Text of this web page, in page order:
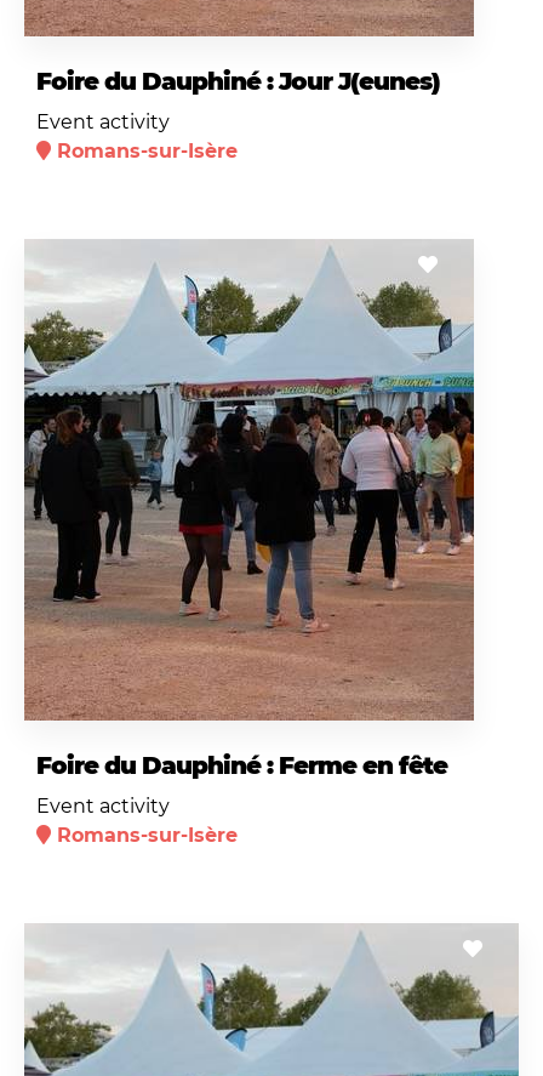
Foire du Dauphiné : Jour J(eunes)
Event activity
Romans-sur-Isère
Foire du Dauphiné : Ferme en fête
Event activity
Romans-sur-Isère